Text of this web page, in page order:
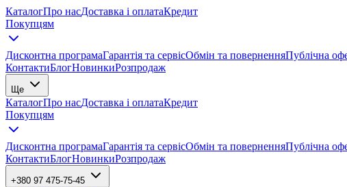
КаталогПро насДоставка і оплатаКредит
Покупцям
Дисконтна програмаГарантія та сервісОбмін та поверненняПублічна
КонтактиБлогНовинкиРозпродаж
Ще
КаталогПро насДоставка і оплатаКредит
Покупцям
Дисконтна програмаГарантія та сервісОбмін та поверненняПублічна
КонтактиБлогНовинкиРозпродаж
+380 97 475-75-45